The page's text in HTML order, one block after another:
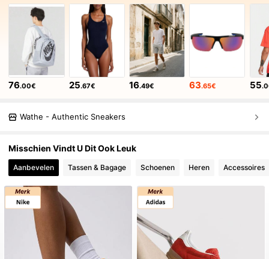
76.00€ 25.67€ 16.49€ 63.65€ 55
Wathe - Authentic Sneakers
Misschien Vindt U Dit Ook Leuk
Aanbevelen Tassen & Bagage Schoenen Heren Accessoires